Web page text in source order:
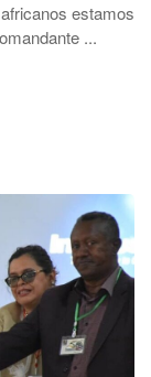
estamos
...